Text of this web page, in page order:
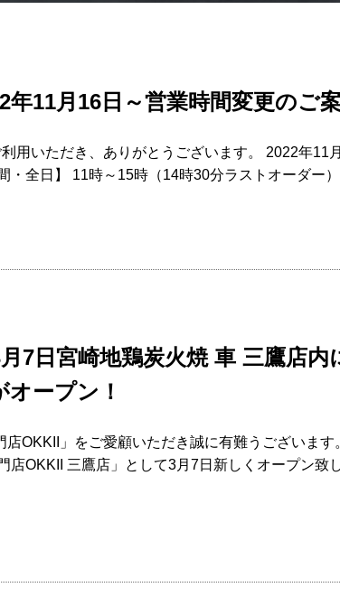
年11月16日～営業時間変更のご
用いただき、ありがとうございます。 2022年11
・全日】 11時～15時（14時30分ラストオーダー
月7日宮崎地鶏炭火焼 車 三鷹店
ープン！
店OKKII」をご愛顧いただき誠に有難うございま
店OKKII 三鷹店」として3月7日新しくオープン致